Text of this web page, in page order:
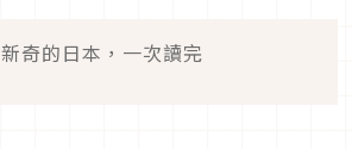
奇的日本，一次讀完